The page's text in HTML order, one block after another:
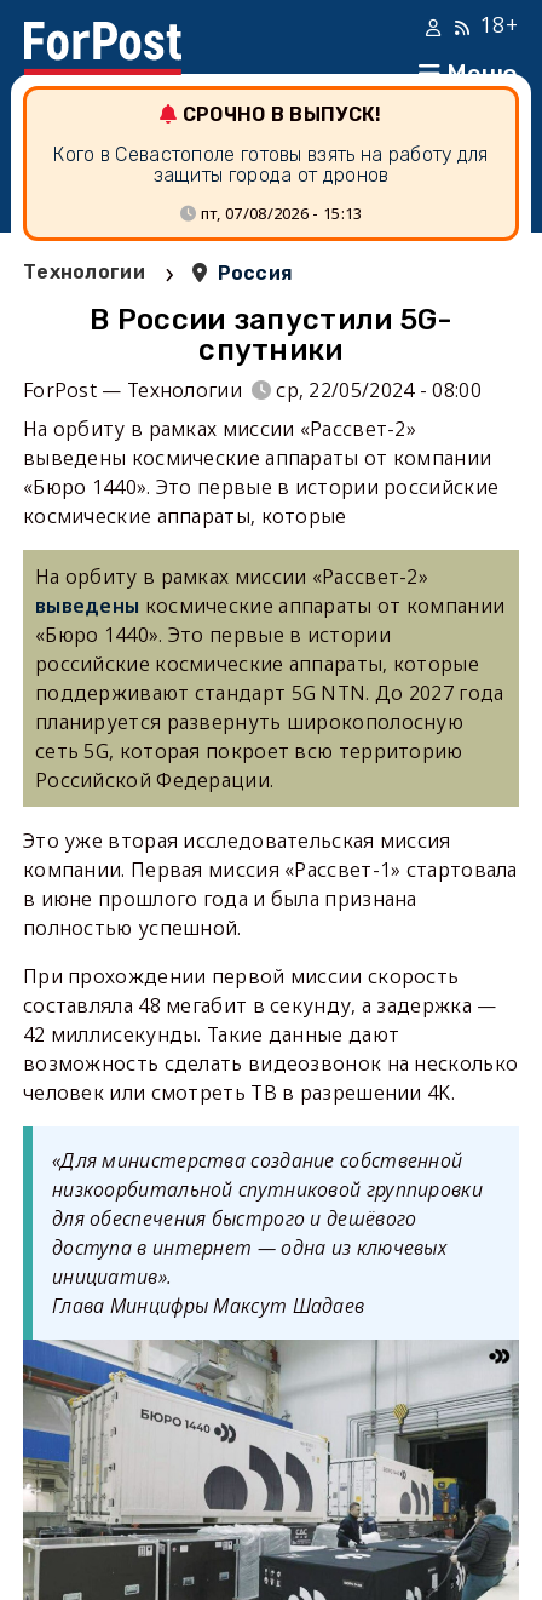
Меню
18+
СРОЧНО В ВЫПУСК!
Кого в Севастополе готовы взять на работу для
защиты города от дронов
пт, 07/08/2026 - 15:13
Технологии › Россия
В России запустили 5G-
спутники
ForPost — Технологии
ср, 22/05/2024 - 08:00
На орбиту в рамках миссии «Рассвет-2»
выведены космические аппараты от компании
«Бюро 1440». Это первые в истории российские
космические аппараты, которые
На орбиту в рамках миссии «Рассвет-2»
выведены космические аппараты от компании
«Бюро 1440». Это первые в истории
российские космические аппараты, которые
поддерживают стандарт 5G NTN. До 2027 года
планируется развернуть широкополосную
сеть 5G, которая покроет всю территорию
Российской Федерации.
Это уже вторая исследовательская миссия
компании. Первая миссия «Рассвет-1» стартовала
в июне прошлого года и была признана
полностью успешной.
При прохождении первой миссии скорость
составляла 48 мегабит в секунду, а задержка —
42 миллисекунды. Такие данные дают
возможность сделать видеозвонок на несколько
человек или смотреть ТВ в разрешении 4K.
«Для министерства создание собственной
низкоорбитальной спутниковой группировки
для обеспечения быстрого и дешёвого
доступа в интернет — одна из ключевых
инициатив».
Глава Минцифры Максут Шадаев